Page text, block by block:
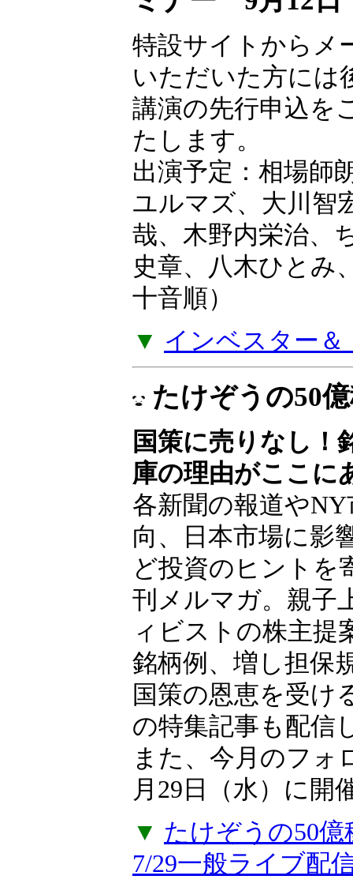
特設サイトからメ
いただいた方には
講演の先行申込を
たします。
出演予定：相場師
ユルマズ、大川智
哉、木野内栄治、
史章、八木ひとみ
十音順）
▼ インベスター＆
たけぞうの50
国策に売りなし！
庫の理由がここに
各新聞の報道や
向、日本市場に影
ど投資のヒントを
刊メルマガ。親子
ィビストの株主提
銘柄例、増し担保
国策の恩恵を受け
の特集記事も配信
また、今月のフォ
月29日（水）に開
▼ たけぞうの50
7/29一般ライブ配